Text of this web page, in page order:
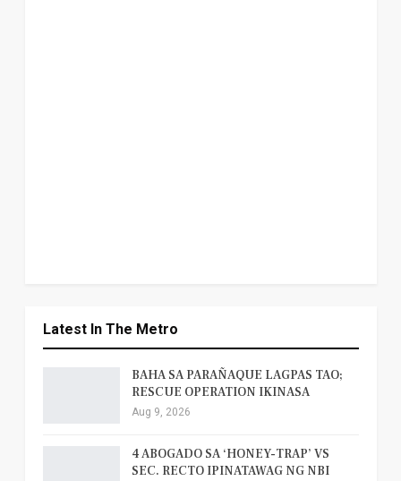
Latest In The Metro
BAHA SA PARAÑAQUE LAGPAS TAO;
RESCUE OPERATION IKINASA
Aug 9, 2026
4 ABOGADO SA ‘HONEY-TRAP’ VS
SEC. RECTO IPINATAWAG NG NBI